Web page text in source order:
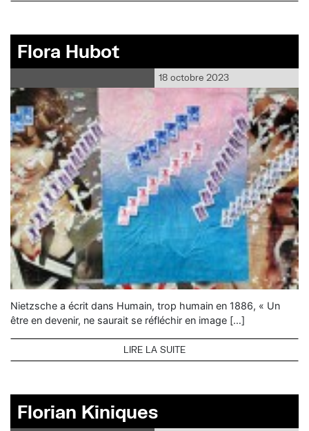
Flora Hubot
18 octobre 2023
Nietzsche a écrit dans Humain, trop humain en 1886, « Un
être en devenir, ne saurait se réfléchir en image […]
LIRE LA SUITE
Florian Kiniques